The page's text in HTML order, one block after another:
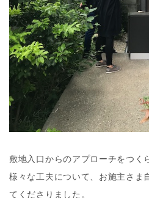
敷地入口からのアプローチをつく
様々な工夫について、お施主さま
てくださりました。